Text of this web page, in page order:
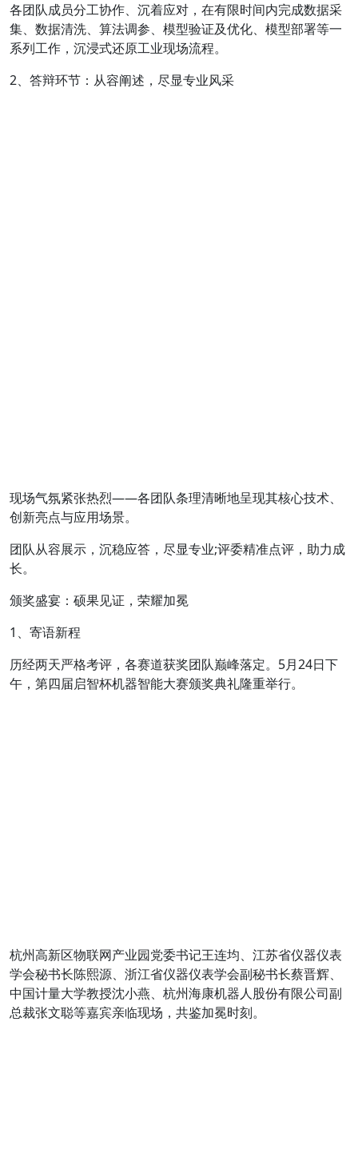
各团队成员分工协作、沉着应对，在有限时间内完成数据采
集、数据清洗、算法调参、模型验证及优化、模型部署等一
系列工作，沉浸式还原工业现场流程。
2、答辩环节：从容阐述，尽显专业风采
现场气氛紧张热烈——各团队条理清晰地呈现其核心技术、
创新亮点与应用场景。
团队从容展示，沉稳应答，尽显专业;评委精准点评，助力成
长。
颁奖盛宴：硕果见证，荣耀加冕
1、寄语新程
历经两天严格考评，各赛道获奖团队巅峰落定。5月24日下
午，第四届启智杯机器智能大赛颁奖典礼隆重举行。
杭州高新区物联网产业园党委书记王连均、江苏省仪器仪表
学会秘书长陈熙源、浙江省仪器仪表学会副秘书长蔡晋辉、
中国计量大学教授沈小燕、杭州海康机器人股份有限公司副
总裁张文聪等嘉宾亲临现场，共鉴加冕时刻。